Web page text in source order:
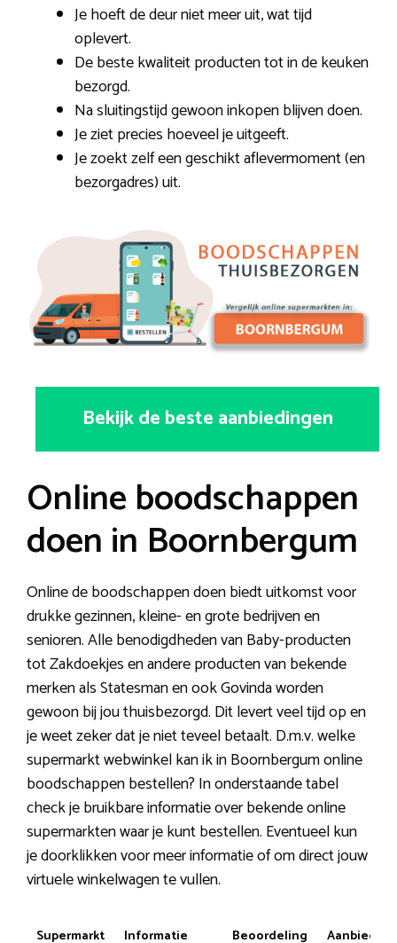
Je hoeft de deur niet meer uit, wat tijd
oplevert.
De beste kwaliteit producten tot in de keuken
bezorgd.
Na sluitingstijd gewoon inkopen blijven doen.
Je ziet precies hoeveel je uitgeeft.
Je zoekt zelf een geschikt aflevermoment (en
bezorgadres) uit.
Bekijk de beste aanbiedingen
Online boodschappen
doen in Boornbergum
Online de boodschappen doen biedt uitkomst voor
drukke gezinnen, kleine- en grote bedrijven en
senioren. Alle benodigdheden van Baby-producten
tot Zakdoekjes en andere producten van bekende
merken als Statesman en ook Govinda worden
gewoon bij jou thuisbezorgd. Dit levert veel tijd op en
je weet zeker dat je niet teveel betaalt. D.m.v. welke
supermarkt webwinkel kan ik in Boornbergum online
boodschappen bestellen? In onderstaande tabel
check je bruikbare informatie over bekende online
supermarkten waar je kunt bestellen. Eventueel kun
je doorklikken voor meer informatie of om direct jouw
virtuele winkelwagen te vullen.
Supermarkt Informatie Beoordeling